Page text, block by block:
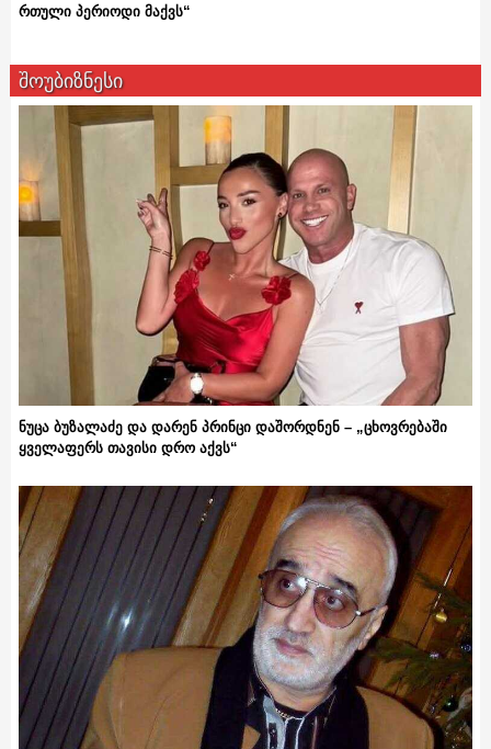
რთული პერიოდი მაქვს“
შოუბიზნესი
ნუცა ბუზალაძე და დარენ პრინცი დაშორდნენ – „ცხოვრებაში
ყველაფერს თავისი დრო აქვს“